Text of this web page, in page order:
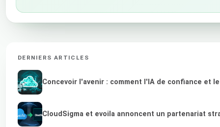
DERNIERS ARTICLES
Concevoir l'avenir : comment l'IA de confiance et
CloudSigma et evoila annoncent un partenariat